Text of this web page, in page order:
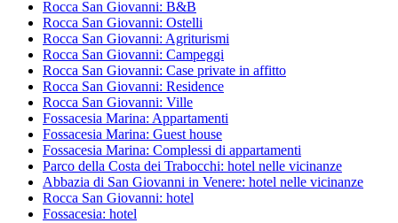
Rocca San Giovanni: B&B
Rocca San Giovanni: Ostelli
Rocca San Giovanni: Agriturismi
Rocca San Giovanni: Campeggi
Rocca San Giovanni: Case private in affitto
Rocca San Giovanni: Residence
Rocca San Giovanni: Ville
Fossacesia Marina: Appartamenti
Fossacesia Marina: Guest house
Fossacesia Marina: Complessi di appartamenti
Parco della Costa dei Trabocchi: hotel nelle vicinanze
Abbazia di San Giovanni in Venere: hotel nelle vicinanze
Rocca San Giovanni: hotel
Fossacesia: hotel